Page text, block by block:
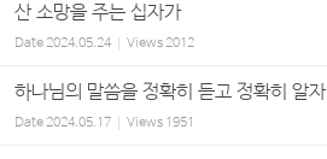
산 소망을 주는 십자가
Date2024.05.24 Views2012
하나님의 말씀을 정확히 듣고 정확히 알자
Date2024.05.17 Views 1951